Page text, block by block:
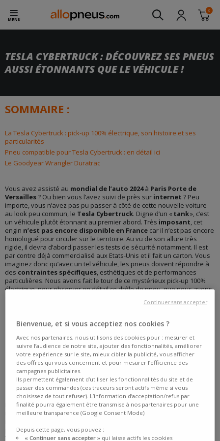
MENU
0
TESLA CYBERTRUCK : DÉCOUVREZ SES PNEUS
AUSSI ÉTONNANTS QUE LE VÉHICULE !
SOMMAIRE :
La Tesla Cybertruck : pick-up 100% électrique, son histoire et ses
particularités
Pneu compatible pour Tesla Cybertruck : en détail ici
Le Goodyear Wrangler Duratrac
Vous avez assisté au mondial de l’auto 2024à Paris Porte de
Versailles ? Ou bien vous l’avez suivi de près sur internet ? Peu
importe, vous n’avez pas pu passer à côté de cette nouvelle voiture
au look peu commun, le Tesla Cybertruck. Digne d’un « tank», c’est
un véhicule plutôt étonnant au premier abord. Très imposant, cet
engin n’est pas encore disponible en France car il n’est pas encore
homologué pour circuler sur le territoire. Au vu de son allure très
rigide, il devra d’abord passer les tests de sécurité notamment. Il est
par contre déjà commercialisé aux Etats-Unis et il fait un carton. Vous
imaginez donc qu’avec un tel véhicule, les pneus doivent répondre à
des contraintes spécifiques, esthétiques et de performances
particulières. Nous avons fait le tour de ce mystérieux pick-up 100%
électrique, pour observer en détail ce drôle de pneu, que nous avons,
Tout savoir sur ce pneu !
LA TESLA CYBERTRUCK : PICK-UP 100%
ÉLECTRIQUE, SON HISTOIRE ET SES
PARTICULARITÉS
Elon Musk a tapé fort avec ce nouveau4X4 électrique. Et pour cause,
il a captivé le public dès le premier jour de l’ouverture des portes du
pensaient à un prototype. Mais détrompez-vous, cela n’en est pas un.
Tesla a confirmé récemment que c’était le pick-up le plus vendu sur le
Bienvenue, et si vous acceptiez nos cookies ?
Avec nos partenaires, nous utilisons des cookies pour : mesurer et
suivre l’audience de notre site, ajouter des fonctionnalités, améliorer
votre expérience sur le site, mieux cibler la publicité, vous afficher
des offres qui vous concernent et pour mesurer l’efficience des
campagnes publicitaires.
Ils permettent également d’utiliser les fonctionnalités du site et de
passer des commandes (ces traceurs seront actifs même si vous
choisissez de tout refuser). L’information d’acceptation/refus par
finalité pourra également être transmise à nos partenaires pour une
meilleure transparence (Google Consent Mode)
Depuis cette page, vous pouvez :
« Continuer sans accepter »qui laisse actifs les cookies
Continuer sans accepter